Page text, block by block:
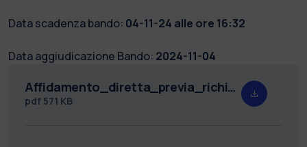
Data scadenza bando: 04-11-24 alle ore 16:32
Data aggiudicazione Bando: 2024-11-04
Affidamento_diretta_previa_richiesta_di_preventivi.pdf
pdf 571 KB